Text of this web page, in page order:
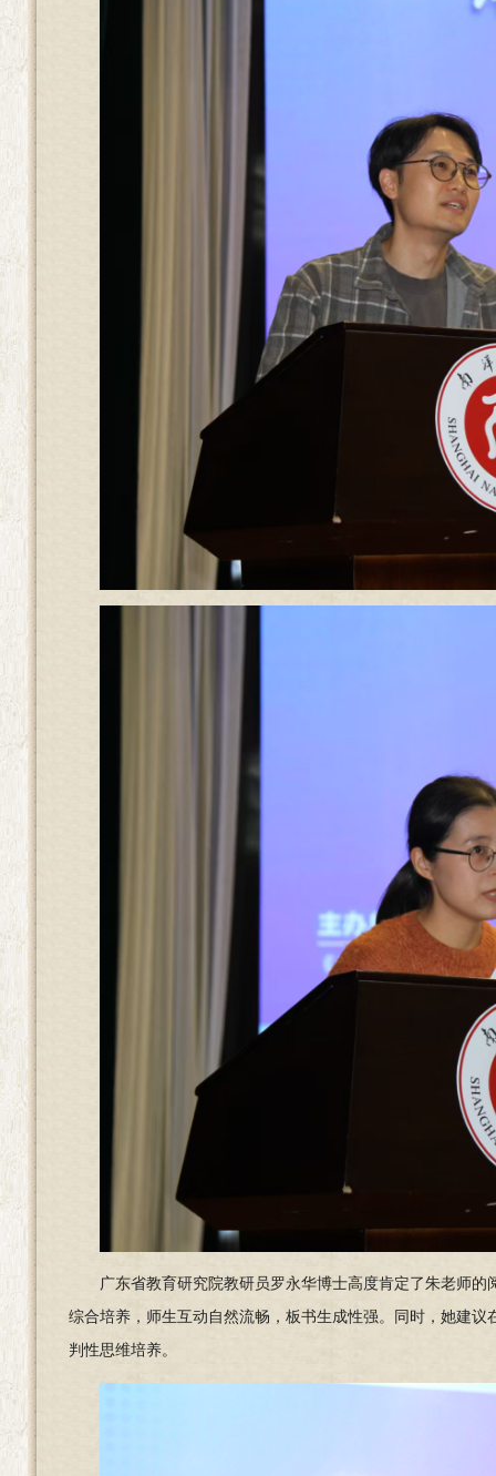
广东省教育研究院教研员罗永华博士高度肯定了朱老师
综合培养，师生互动自然流畅，板书生成性强。同时，她建
判性思维培养。